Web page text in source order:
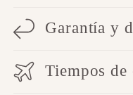
Garantía y
Tiempos de